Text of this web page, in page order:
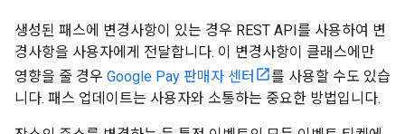
생성된 패스에 변경사항이 있는 경우 REST API를 사용하여 변
경사항을 사용자에게 전달합니다. 이 변경사항이 클래스에만
영향을 줄 경우 Google Pay 판매자 센터
를 사용할 수도 있습
니다. 패스 업데이트는 사용자와 소통하는 중요한 방법입니다.